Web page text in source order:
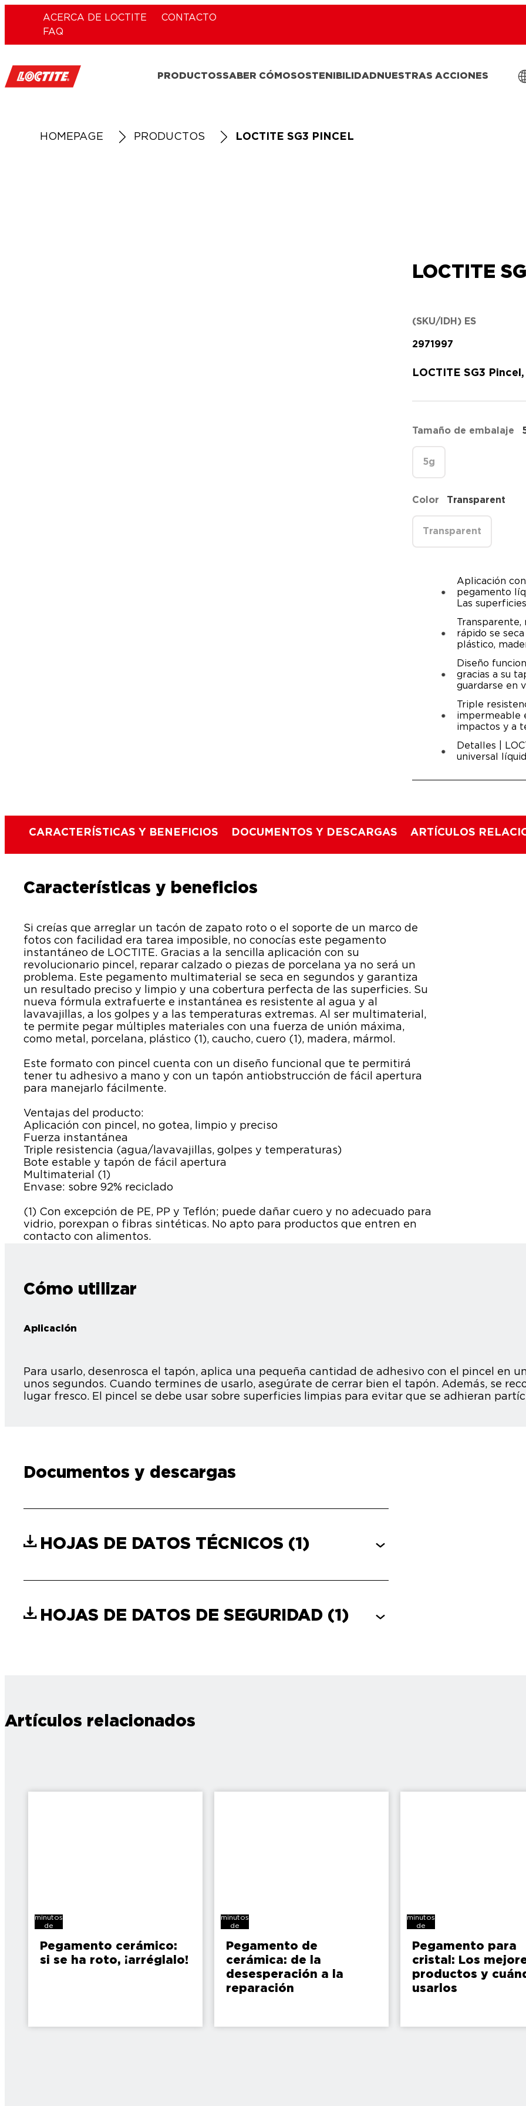
ACERCA DE LOCTITE
CONTACTO
FAQ
PRODUCTOSSABER CÓMOSOSTENIBILIDAD NUESTRAS ACCIONES
HOMEPAGE PRODUCTOS LOCTITE SG3 PINCEL
LOCTITE
(SKU/IDH) ES
2971997
LOCTITE SG3
Tamaño de embalaje
5g
Color Transparent
Transparent
Aplicación
pegamento
Las
rápido se
plástico,
Diseño
gracias a su
guardarse en
Triple
impermeable
impactos y a
Detalles |
universal
CARACTERÍSTICAS Y BENEFICIOS DOCUMENTOS Y DESCARGAS ARTÍCULOS
Características y beneficios
Si creías que arreglar un tacón de zapato roto o el soporte de un marco de
fotos con facilidad era tarea imposible, no conocías este pegamento
instantáneo de LOCTITE. Gracias a la sencilla aplicación con su
revolucionario pincel, reparar calzado o piezas de porcelana ya no será un
problema. Este pegamento multimaterial se seca en segundos y garantiza
un resultado preciso y limpio y una cobertura perfecta de las superficies. Su
nueva fórmula extrafuerte e instantánea es resistente al agua y al
lavavajillas, a los golpes y a las temperaturas extremas. Al ser multimaterial,
te permite pegar múltiples materiales con una fuerza de unión máxima,
como metal, porcelana, plástico (1), caucho, cuero (1), madera, mármol.
Este formato con pincel cuenta con un diseño funcional que te permitirá
tener tu adhesivo a mano y con un tapón antiobstrucción de fácil apertura
para manejarlo fácilmente.
Ventajas del producto:
Aplicación con pincel, no gotea, limpio y preciso
Fuerza instantánea
Triple resistencia (agua/lavavajillas, golpes y temperaturas)
Bote estable y tapón de fácil apertura
Multimaterial (1)
Envase: sobre 92% reciclado
(1) Con excepción de PE, PP y Teflón; puede dañar cuero y no adecuado para
vidrio, porexpan o fibras sintéticas. No apto para productos que entren en
contacto con alimentos.
Cómo utilizar
Aplicación
Para usarlo, desenrosca el tapón, aplica una pequeña cantidad de adhesivo con el pincel en
unos segundos. Cuando termines de usarlo, asegúrate de cerrar bien el tapón. Además, se
lugar fresco. El pincel se debe usar sobre superficies limpias para evitar que se adhieran
Documentos y descargas
HOJAS DE DATOS TÉCNICOS (1)
HOJAS DE DATOS DE SEGURIDAD (1)
Artículos relacionados
minutos
de
Pegamento cerámico:
si se ha roto, ¡arréglalo!
minutos
de
Pegamento de
cerámica: de la
desesperación a la
reparación
minutos
de
Pegamento para
cristal: Los
productos y
usarlos